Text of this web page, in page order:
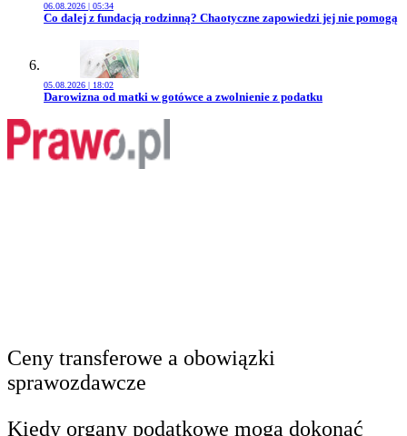
06.08.2026 | 05:34
Przejdź do artykułu:
Co dalej z fundacją rodzinną? Chaotyczne zapowiedzi jej nie pomogą
05.08.2026 | 18:02
Przejdź do artykułu:
Darowizna od matki w gotówce a zwolnienie z podatku
Ceny transferowe a obowiązki
sprawozdawcze
Kiedy organy podatkowe mogą dokonać